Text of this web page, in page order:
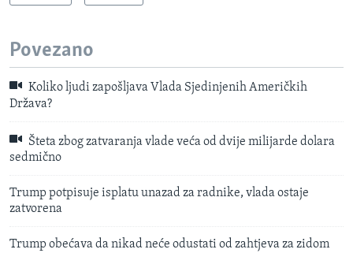
Povezano
Koliko ljudi zapošljava Vlada Sjedinjenih Američkih
Država?
Šteta zbog zatvaranja vlade veća od dvije milijarde dolara
sedmično
Trump potpisuje isplatu unazad za radnike, vlada ostaje
zatvorena
Trump obećava da nikad neće odustati od zahtjeva za zidom